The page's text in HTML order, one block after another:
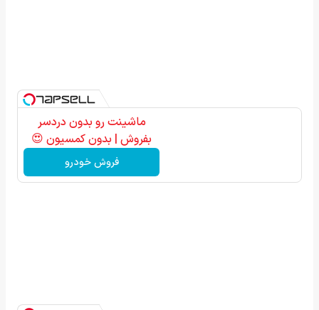
ماشینت رو بدون دردسر
بفروش | بدون کمسیون 😍
فروش خودرو